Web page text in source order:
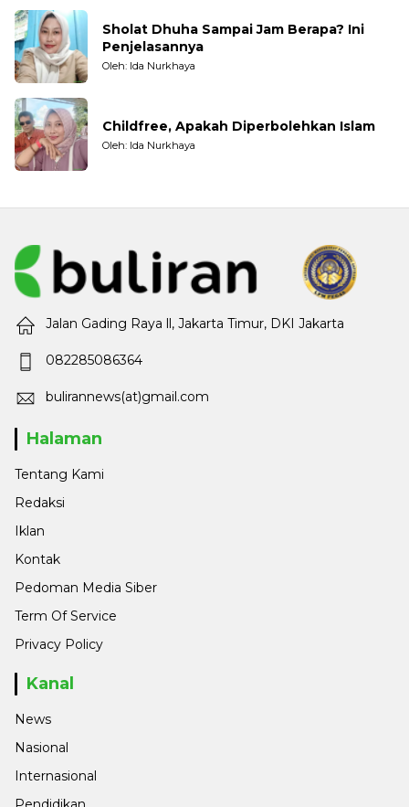
Sholat Dhuha Sampai Jam Berapa? Ini
Penjelasannya
Oleh: Ida Nurkhaya
Childfree, Apakah Diperbolehkan Islam
Oleh: Ida Nurkhaya
Jalan Gading Raya ll, Jakarta Timur, DKI Jakarta
082285086364
bulirannews(at)gmail.com
Halaman
Tentang Kami
Redaksi
Iklan
Kontak
Pedoman Media Siber
Term Of Service
Privacy Policy
Kanal
News
Nasional
Internasional